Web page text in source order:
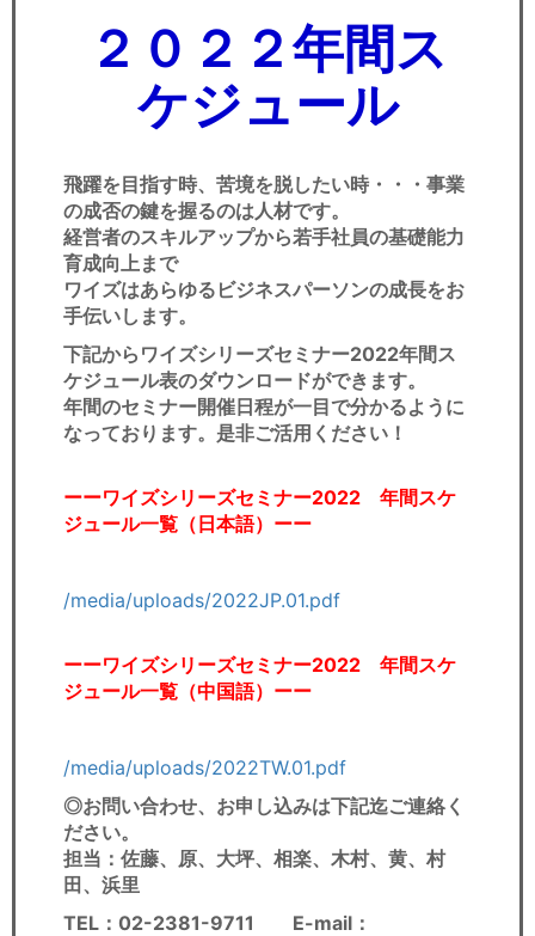
２０２２年間ス
ケジュール
飛躍を目指す時、苦境を脱したい時・・・事業
の成否の鍵を握るのは人材です。
経営者のスキルアップから若手社員の基礎能力
育成向上まで
ワイズはあらゆるビジネスパーソンの成長をお
手伝いします。
下記からワイズシリーズセミナー2022年間ス
ケジュール表のダウンロードができます。
年間のセミナー開催日程が一目で分かるように
なっております。是非ご活用ください！
ーーワイズシリーズセミナー2022 年間スケ
ジュール一覧（日本語）ーー
/media/uploads/2022JP.01.pdf
ーーワイズシリーズセミナー2022 年間スケ
ジュール一覧（中国語）ーー
/media/uploads/2022TW.01.pdf
◎お問い合わせ、お申し込みは下記迄ご連絡く
ださい。
担当：佐藤、原、大坪、相楽、木村、黄、村
田、浜里
TEL：02-2381-9711 E-mail：